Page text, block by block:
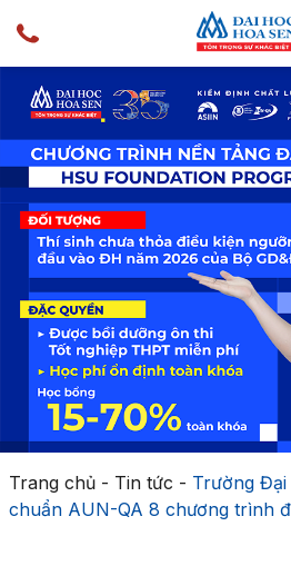
Trang chủ- Tin tức - Trường
chuẩn AUN-QA 8 chương trình